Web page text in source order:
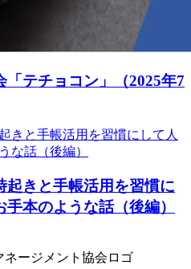
テチョコン」（2025年7
起きと手帳活用を習慣に
本のような話（後編）